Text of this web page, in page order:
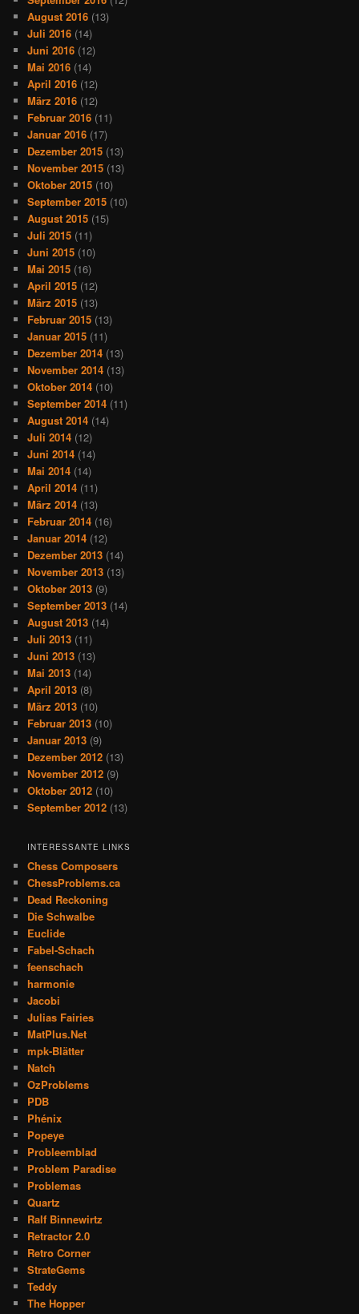
August 2016 (13)
Juli 2016 (14)
Juni 2016 (12)
Mai 2016 (14)
April 2016 (12)
März 2016 (12)
Februar 2016 (11)
Januar 2016 (17)
Dezember 2015 (13)
November 2015 (13)
Oktober 2015 (10)
September 2015 (10)
August 2015 (15)
Juli 2015 (11)
Juni 2015 (10)
Mai 2015 (16)
April 2015 (12)
März 2015 (13)
Februar 2015 (13)
Januar 2015 (11)
Dezember 2014 (13)
November 2014 (13)
Oktober 2014 (10)
September 2014 (11)
August 2014 (14)
Juli 2014 (12)
Juni 2014 (14)
Mai 2014 (14)
April 2014 (11)
März 2014 (13)
Februar 2014 (16)
Januar 2014 (12)
Dezember 2013 (14)
November 2013 (13)
Oktober 2013 (9)
September 2013 (14)
August 2013 (14)
Juli 2013 (11)
Juni 2013 (13)
Mai 2013 (14)
April 2013 (8)
März 2013 (10)
Februar 2013 (10)
Januar 2013 (9)
Dezember 2012 (13)
November 2012 (9)
Oktober 2012 (10)
September 2012 (13)
INTERESSANTE LINKS
Chess Composers
ChessProblems.ca
Dead Reckoning
Die Schwalbe
Euclide
Fabel-Schach
feenschach
harmonie
Jacobi
Julias Fairies
MatPlus.Net
mpk-Blätter
Natch
OzProblems
PDB
Phénix
Popeye
Probleemblad
Problem Paradise
Problemas
Quartz
Ralf Binnewirtz
Retractor 2.0
Retro Corner
StrateGems
Teddy
The Hopper